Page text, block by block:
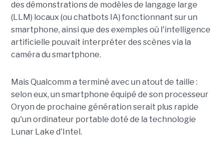
des démonstrations de modèles de langage large
(LLM) locaux (ou chatbots IA) fonctionnant sur un
smartphone, ainsi que des exemples où l'intelligence
artificielle pouvait interpréter des scènes via la
caméra du smartphone.
Mais Qualcomm a terminé avec un atout de taille :
selon eux, un smartphone équipé de son processeur
Oryon de prochaine génération serait plus rapide
qu'un ordinateur portable doté de la technologie
Lunar Lake d'Intel.